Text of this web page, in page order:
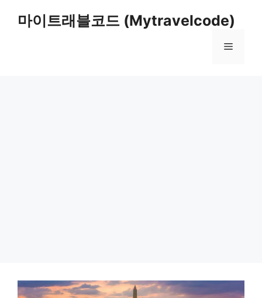
마이트래블코드 (Mytravelcode)
메